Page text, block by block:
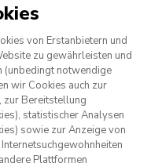
von Erstanbietern und
zu gewährleisten und
(unbedingt notwendige
wir Cookies auch zur
zur Bereitstellung
statistischer Analysen
sowie zur Anzeige von